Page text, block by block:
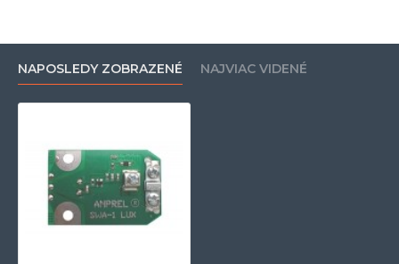
NAPOSLEDY ZOBRAZENÉ NAJVIAC VIDENÉ